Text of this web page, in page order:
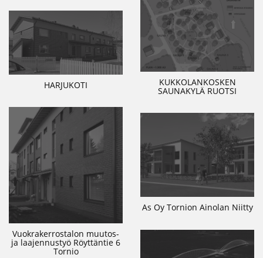
KUKKOLANKOSKEN
SAUNAKYLÄ RUOTSI
HARJUKOTI
Vuokrakerrostalon muutos-
ja laajennustyö Röyttäntie 6
Tornio
As Oy Tornion Ainolan Niitty